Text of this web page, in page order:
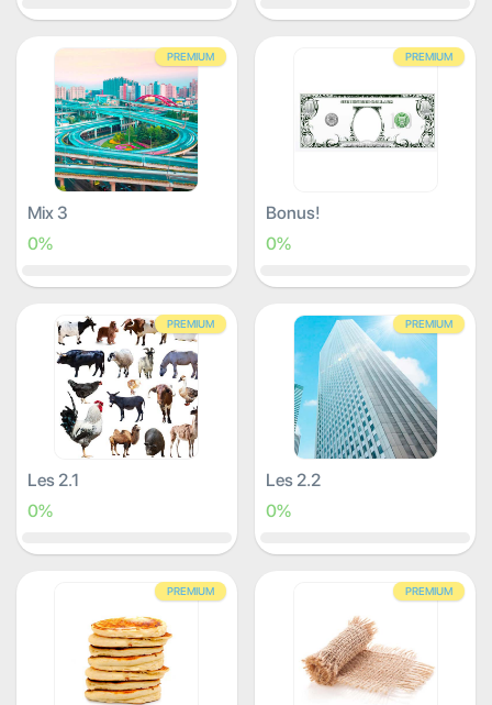
PREMIUM
Mix 3
0%
PREMIUM
Bonus!
0%
PREMIUM
Les 2.1
0%
PREMIUM
Les 2.2
0%
PREMIUM PREMIUM